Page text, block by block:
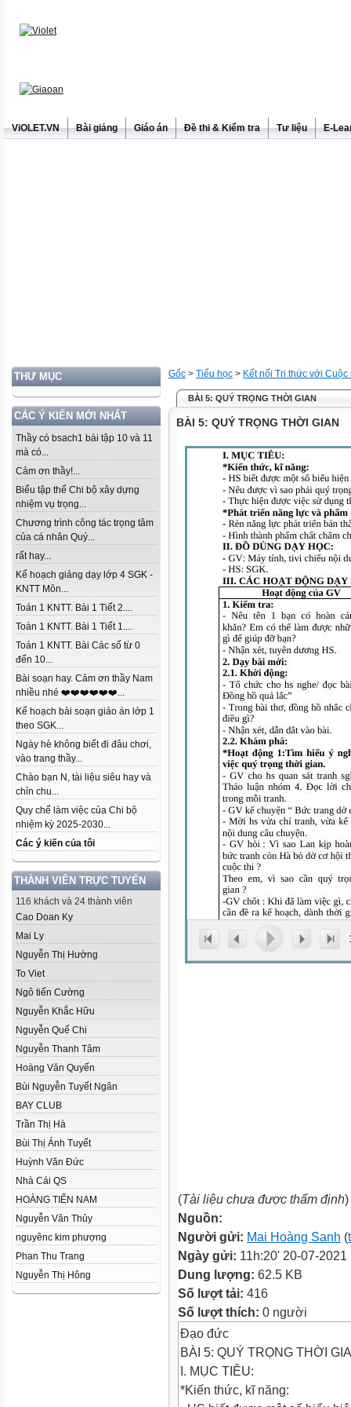
ViOLET.VN Bài giảng Giáo án Đề thi & Kiểm tra Tư liệu E-
THƯ MỤC
CÁC Ý KIẾN MỚI NHẤT
Thầy có bsach1 bài tập 10 và 11
mà có...
Cảm ơn thầy!...
Biểu tập thể Chi bộ xây dựng
nhiệm vụ trọng...
Chương trình công tác trọng tâm
của cá nhân Quý...
rất hay...
Kế hoạch giảng dạy lớp 4 SGK -
KNTT Môn...
Toán 1 KNTT. Bài 1 Tiết 2....
Toán 1 KNTT. Bài 1 Tiết 1....
Toán 1 KNTT. Bài Các số từ 0
đến 10...
Bài soạn hay. Cảm ơn thầy Nam
nhiều nhé ❤️❤️❤️❤️❤️❤️...
Kế hoạch bài soạn giáo án lớp 1
theo SGK...
Ngày hè không biết đi đâu chơi,
vào trang thầy...
Chào bạn N, tài liệu siêu hay và
chỉn chu...
Quy chế làm việc của Chi bộ
nhiệm kỳ 2025-2030...
Các ý kiến của tôi
THÀNH VIÊN TRỰC TUYẾN
116 khách và 24 thành viên
Cao Doan Ky
Mai Ly
Nguyễn Thị Hường
To Viet
Ngô tiến Cường
Nguyễn Khắc Hữu
Nguyễn Quế Chi
Nguyễn Thanh Tâm
Hoàng Văn Quyến
Bùi Nguyễn Tuyết Ngân
BAY CLUB
Trần Thị Hà
Bùi Thị Ánh Tuyết
Huỳnh Văn Đức
Nhà Cái QS
HOÀNG TIẾN NAM
Nguyễn Văn Thủy
nguyênc kim phượng
Phan Thu Trang
Nguyễn Thị Hông
Gốc > Tiểu học > Kết nối Tri thức với Cuộc
BÀI 5: QUÝ TRỌNG THỜI GIAN
BÀI 5: QUÝ TRỌNG THỜI GIAN
(Tài liệu chưa được thẩm định)
Nguồn:
Người gửi: Mai Hoàng Sanh (
Ngày gửi: 11h:20' 20-07-2021
Dung lượng: 62.5 KB
Số lượt tải: 416
Số lượt thích: 0 người
Đạo đức
BÀI 5: QUÝ TRỌNG THỜI
I. MỤC TIÊU:
*Kiến thức, kĩ năng: